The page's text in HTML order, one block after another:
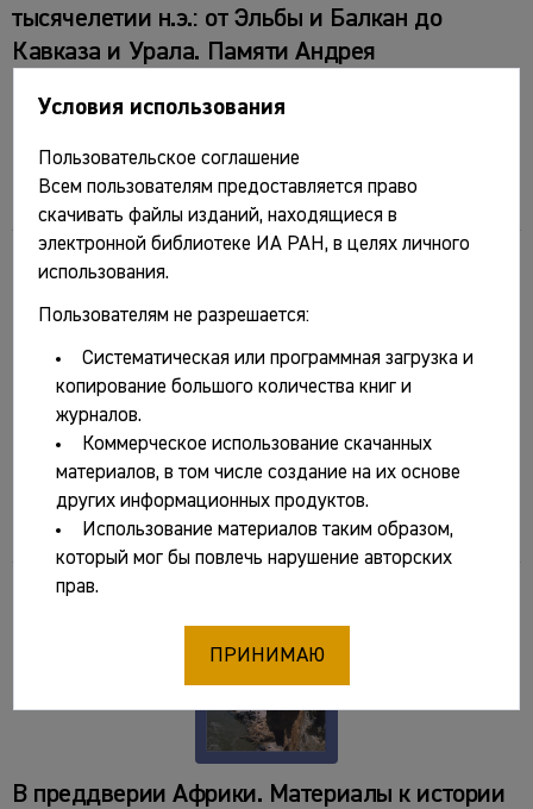
тысячелетии н.э.: от Эльбы и Балкан до
Кавказа и Урала. Памяти Андрея
Воронцов, И.О. Гавритухин. М.: Институт
археологии РАН, 2025. 452 с.: ил.
(Раннеславянский мир. Вып. 23).
Вестник «История керамики». Вып. 7 / Отв.
ред. Е.В. Суханов. М.: ИА РАН, 2025. 151 с., ил.
В преддверии Африки. Материалы к истории
Условия использования
Пользовательское соглашение
Всем пользователям предоставляется право
скачивать файлы изданий, находящиеся в
электронной библиотеке ИА РАН, в целях личного
использования.
Пользователям не разрешается:
Систематическая или программная загрузка и
копирование большого количества книг и
журналов.
Коммерческое использование скачанных
материалов, в том числе создание на их основе
других информационных продуктов.
Использование материалов таким образом,
который мог бы повлечь нарушение авторских
прав.
ПРИНИМАЮ